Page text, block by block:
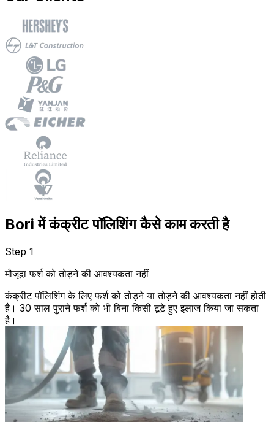
Bori में कंक्रीट पॉलिशिंग कैसे काम करती है
Step 1
मौजूदा फर्श को तोड़ने की आवश्यकता नहीं
कंक्रीट पॉलिशिंग के लिए फर्श को तोड़ने या तोड़ने की आवश्यकता नहीं होती
है। 30 साल पुराने फर्श को भी बिना किसी टूटे हुए इलाज किया जा सकता
है।